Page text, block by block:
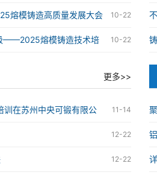
办 10-22
熔模铸造高质量发展大会
10-22
——2025熔模铸造技术培
更多>>
11-14
在苏州中央可锻有限公
12-22
12-22